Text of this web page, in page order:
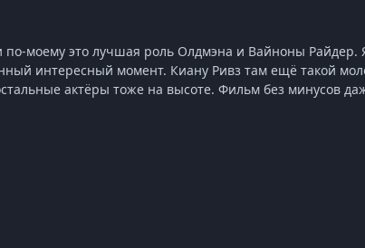
моему это лучшая роль Олдмэна и Вайноны Райдер.
интересный момент. Киану Ривз там ещё такой
актёры тоже на высоте. Фильм без минусов